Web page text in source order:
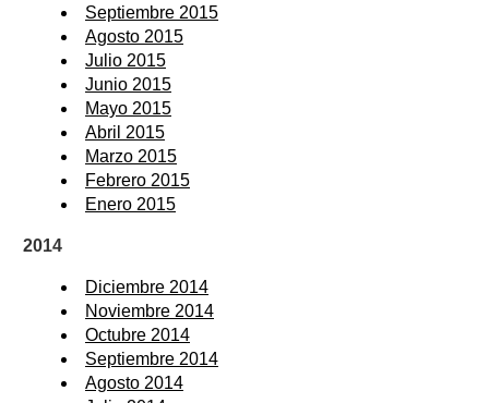
Septiembre 2015
Agosto 2015
Julio 2015
Junio 2015
Mayo 2015
Abril 2015
Marzo 2015
Febrero 2015
Enero 2015
2014
Diciembre 2014
Noviembre 2014
Octubre 2014
Septiembre 2014
Agosto 2014